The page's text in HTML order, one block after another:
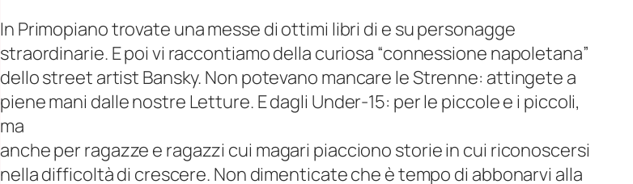
In Primopiano trovate una messe di ottimi libri di e su personagge
straordinarie. E poi vi raccontiamo della curiosa “connessione napoletana”
dello street artist Bansky. Non potevano mancare le Strenne: attingete a
piene mani dalle nostre Letture. E dagli Under-15: per le piccole e i piccoli,
ma
anche per ragazze e ragazzi cui magari piacciono storie in cui riconoscersi
nella difficoltà di crescere. Non dimenticate che è tempo di abbonarvi alla